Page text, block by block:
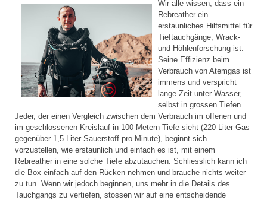
Wir alle wissen, dass ein
Rebreather ein
erstaunliches Hilfsmittel für
Tieftauchgänge, Wrack-
und Höhlenforschung ist.
Seine Effizienz beim
Verbrauch von Atemgas ist
immens und verspricht
lange Zeit unter Wasser,
selbst in grossen Tiefen.
Jeder, der einen Vergleich zwischen dem Verbrauch im offenen und
im geschlossenen Kreislauf in 100 Metern Tiefe sieht (220 Liter Gas
gegenüber 1,5 Liter Sauerstoff pro Minute), beginnt sich
vorzustellen, wie erstaunlich und einfach es ist, mit einem
Rebreather in eine solche Tiefe abzutauchen. Schliesslich kann ich
die Box einfach auf den Rücken nehmen und brauche nichts weiter
zu tun. Wenn wir jedoch beginnen, uns mehr in die Details des
Tauchgangs zu vertiefen, stossen wir auf eine entscheidende